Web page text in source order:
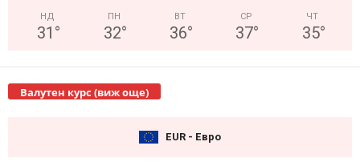
НД
31 °
ПН
32°
ВТ
36°
СР
37°
ЧТ
35°
Валутен курс (виж още)
EUR - Евро